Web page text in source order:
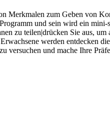
Merkmalen zum Geben von
und sein wird ein
zu teilen|drücken Sie aus,
werden
und mache Ihre